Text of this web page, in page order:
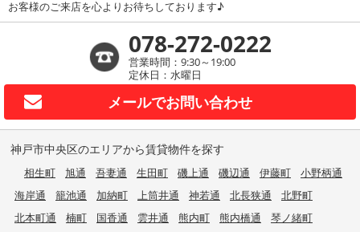
お客様のご来店を心よりお待ちしております♪
078-272-0222
営業時間：9:30～19:00
定休日：水曜日
メールでお問い合わせ
神戸市中央区のエリアから賃貸物件を探す
相生町 旭通 吾妻通 生田町 磯上通 磯辺通 伊藤町
小野柄通
海岸通
籠池通 加納町 上筒井通 神若通 北長狭通
北野町
北本町通
楠町 国香通 雲井通 熊内町 熊内橋通
琴ノ緒町